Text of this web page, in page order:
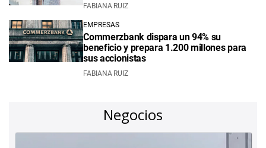
FABIANA RUIZ
EMPRESAS
Commerzbank dispara un 94% su
beneficio y prepara 1.200 millones para
sus accionistas
FABIANA RUIZ